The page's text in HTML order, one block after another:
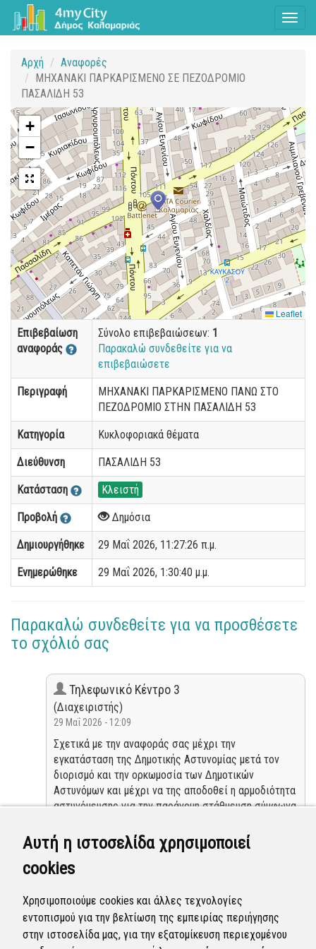
Αυτή η ιστοσελίδα χρησιμοποιεί
cookies
Χρησιμοποιούμε cookies και άλλες τεχνολογίες
εντοπισμού για την βελτίωση της εμπειρίας περιήγησης
στην ιστοσελίδα μας, για την εξατομίκευση περιεχομένου
Αρχή
Αναφορές
ΜΗΧΑΝΑΚΙ ΠΑΡΚΑΡΙΣΜΕΝΟ ΣΕ ΠΕΖΟΔΡΟΜΙΟ
ΠΑΣΑΛΙΔΗ 53
+
−
Leaflet
Επιβεβαίωση
αναφοράς
Σύνολο επιβεβαιώσεων: 1
Παρακαλώ συνδεθείτε για να
επιβεβαιώσετε
Περιγραφή
ΜΗΧΑΝΑΚΙ ΠΑΡΚΑΡΙΣΜΕΝΟ ΠΑΝΩ ΣΤΟ
ΠΕΖΟΔΡΟΜΙΟ ΣΤΗΝ ΠΑΣΑΛΙΔΗ 53
Κατηγορία Κυκλοφοριακά θέματα
Διεύθυνση ΠΑΣΑΛΙΔΗ 53
Κατάσταση Κλειστή
Προβολή Δημόσια
Δημιουργήθηκε 29 Μαΐ 2026, 11:27:26 π.μ.
Ενημερώθηκε 29 Μαΐ 2026, 1:30:40 μ.μ.
Παρακαλώ συνδεθείτε για να προσθέσετε
το σχόλιό σας
Τηλεφωνικό Κέντρο 3
(Διαχειριστής)
29 Μαΐ 2026 - 12:09
Σχετικά με την αναφοράς σας μέχρι την
εγκατάσταση της Δημοτικής Αστυνομίας μετά τον
διορισμό και την ορκωμοσία των Δημοτικών
Αστυνόμων και μέχρι να της αποδοθεί η αρμοδιότητα
αστυνόμευσης για την παράνομη στάθμευση σύμφωνα
απευθύνεστε άμεσα στην Τροχαία Θεσ/νίκης
καλώντας την άμεση δράση Θεσσαλονίκης (100 )
ώστε να διατίθεται χωρίς καθυστέρηση αστυνομική
παράνομη στάθμευση οχημάτων εντός πεζοδρομίου.
Ολοκληρώθηκε η διεκπεραίωση της αναφοράς από
τον Δήμο.